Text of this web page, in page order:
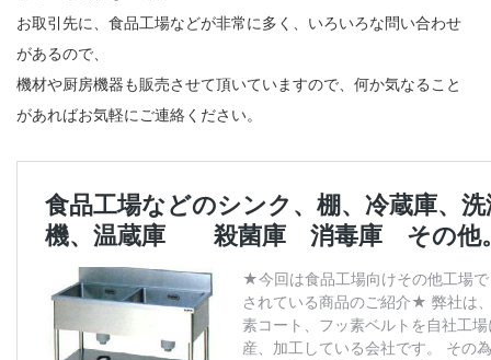
お取引先に、食品工場などが非常に多く、いろいろな問い合わせ
があるので、
機材や厨房機器も販売させて頂いていますので、何か気なること
があればお気軽にご連絡ください。